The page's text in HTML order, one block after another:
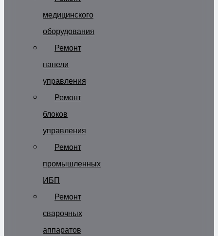
медицинского
оборудования
Ремонт
панели
управления
Ремонт
блоков
управления
Ремонт
промышленных
ИБП
Ремонт
сварочных
аппаратов